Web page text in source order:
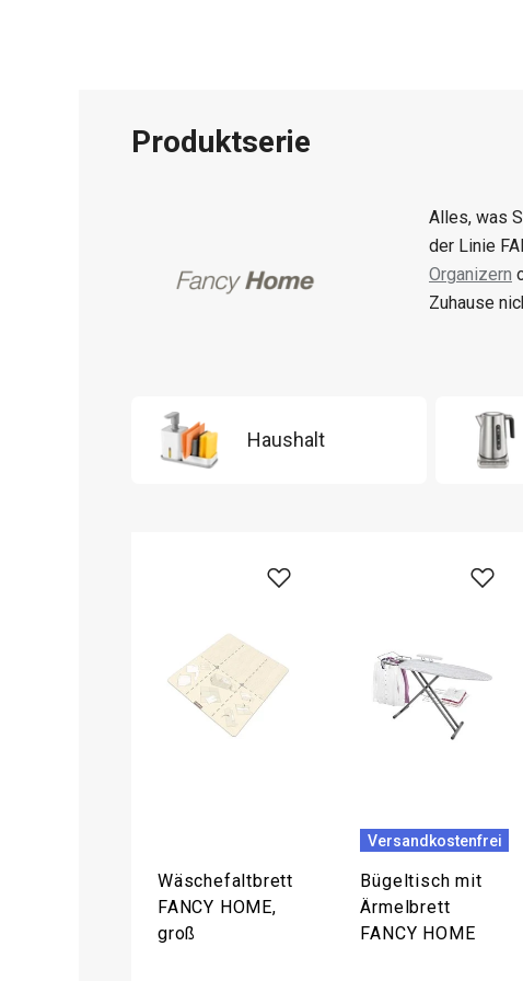
Produktserie
Alles, was
der Linie
Organizern
Zuhause
Haushalt
Wäschefaltbrett
FANCY HOME,
groß
Versandkostenfrei
Bügeltisch mit
Ärmelbrett
FANCY HOME